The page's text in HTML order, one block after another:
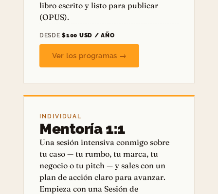
libro escrito y listo para publicar
(OPUS).
DESDE$100 USD / AÑO
Ver los programas →
INDIVIDUAL
Mentoría 1:1
Una sesión intensiva conmigo sobre
tu caso — tu rumbo, tu marca, tu
negocio o tu pitch — y sales con un
plan de acción claro para avanzar.
Empieza con una Sesión de